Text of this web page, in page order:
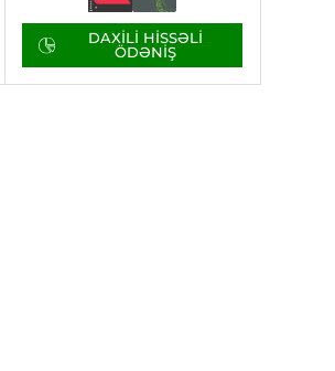
DAXILI HISSƏLI
ÖDƏNIŞ